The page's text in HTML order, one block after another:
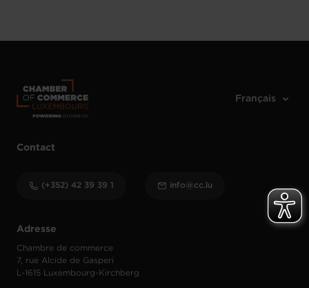
Adresse
Chambre de commerce
7, rue Alcide de Gasperi
L-1615 Luxembourg-Kirchberg
Contact
(+352) 42 39 39 1 info@cc.lu